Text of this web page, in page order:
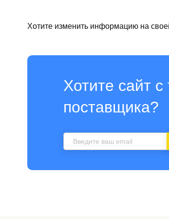
Хотите изменить информацию на
Хотите сайт с
поставщика?